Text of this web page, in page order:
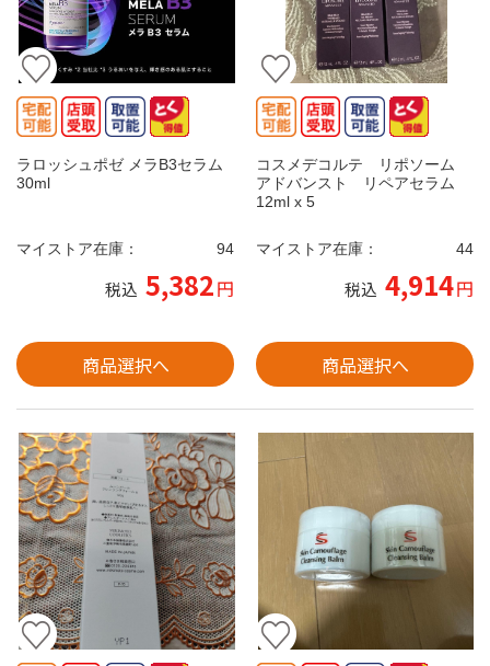
ラロッシュポゼ メラB3セラム
30ml
マイストア在庫： 94
税込 5,382円
商品選択へ
コスメデコルテ リポソーム
アドバンスト リペアセラム
12ml x 5
マイストア在庫： 44
税込 4,914円
商品選択へ